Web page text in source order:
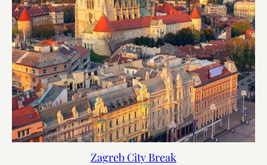
Zagreb City Break